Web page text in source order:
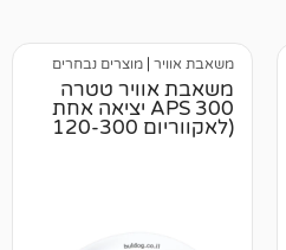
מוצרים נבחרים
טטרה
APS 300 יציאה אחת
(לאקווריום 120-300